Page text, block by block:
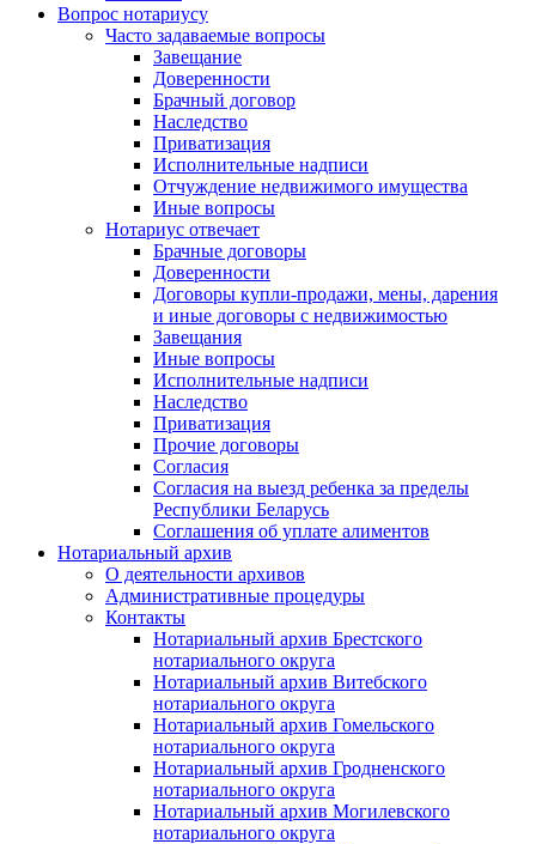
Вопрос нотариусу
Часто задаваемые вопросы
Завещание
Доверенности
Брачный договор
Наследство
Приватизация
Исполнительные надписи
Отчуждение недвижимого имущества
Иные вопросы
Нотариус отвечает
Брачные договоры
Доверенности
Договоры купли-продажи, мены, дарения
и иные договоры с недвижимостью
Завещания
Иные вопросы
Исполнительные надписи
Наследство
Приватизация
Прочие договоры
Согласия
Согласия на выезд ребенка за пределы
Республики Беларусь
Соглашения об уплате алиментов
Нотариальный архив
О деятельности архивов
Административные процедуры
Контакты
Нотариальный архив Брестского
нотариального округа
Нотариальный архив Витебского
нотариального округа
Нотариальный архив Гомельского
нотариального округа
Нотариальный архив Гродненского
нотариального округа
Нотариальный архив Могилевского
нотариального округа